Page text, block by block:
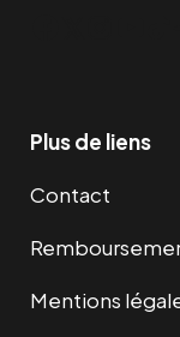
Plus de liens
Contact
Mentions